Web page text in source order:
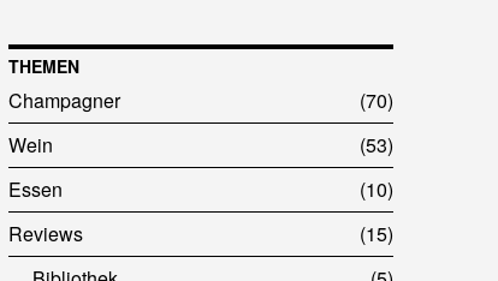
THEMEN
Champagner
70
Wein
53
Essen
10
Reviews
15